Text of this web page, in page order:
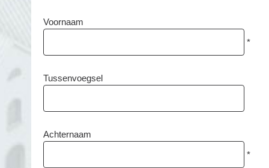
Voornaam
*
Tussenvoegsel
Achternaam
*